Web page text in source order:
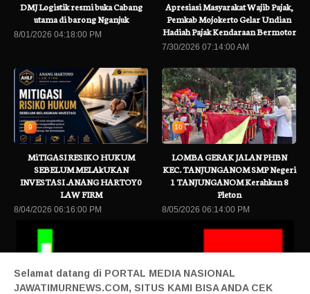
DMJ Logistik resmi buka Cabang
utama di barong Nganjuk
8/01/2026 04:18:00 PM
Apresiasi Masyarakat Wajib Pajak,
Pemkab Mojokerto Gelar Undian
Hadiah Pajak Kendaraan Bermotor
7/30/2026 07:14:00 AM
9
MiTIGASI RESIKO HUKUM
SEBELUM MELAkUKAN
INVESTASI .ANANG HARTOY0
LAW FIRM
8/04/2026 06:16:00 PM
10
LOMBA GERAK JALAN PHBN
KEC. TANJUNGANOM SMP Negeri
1 TANJUNGANOM Kerahkan 8
Pleton
8/05/2026 06:14:00 PM
Selamat datang di PORTAL MEDIA NASIONAL
JAWATIMURNEWS.COM, SITUS KAMI BISA ANDA CEK